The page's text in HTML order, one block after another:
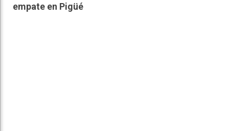
empate en Pigüé